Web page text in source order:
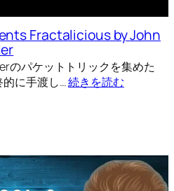
Fractalicious by John
のパケットトリックを集めた
的に手渡し…続きを読む